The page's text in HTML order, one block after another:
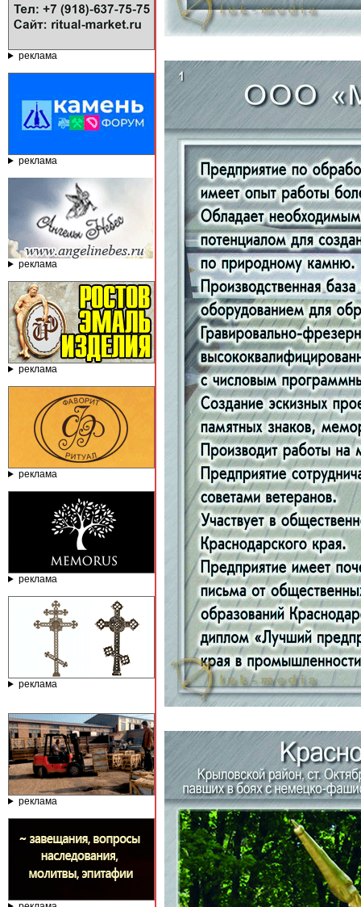
реклама
реклама
реклама
реклама
реклама
реклама
реклама
реклама